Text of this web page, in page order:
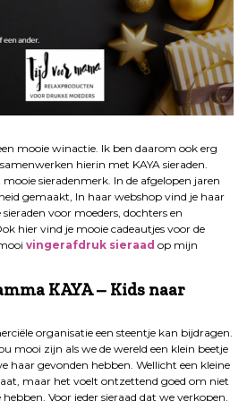
mooie winactie. Ik ben daarom ook erg
hierin met KAYA sieraden.
sieradenmerk. In de afgelopen jaren
gemaakt, In haar webshop vind je haar
voor moeders, dochters en
hier vind je mooie cadeautjes voor de
vingerafdruk sieraad op mijn
KAYA – Kids naar
organisatie een steentje kan bijdragen.
mooi zijn als we de wereld een klein beetje
haar gevonden hebben. Wellicht een kleine
maar het voelt ontzettend goed om niet
Voor ieder sieraad dat we verkopen,